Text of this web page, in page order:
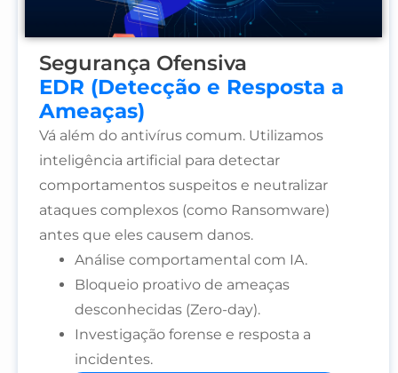
Segurança Ofensiva
EDR (Detecção e Resposta a
Ameaças)
Vá além do antivírus comum. Utilizamos
inteligência artificial para detectar
comportamentos suspeitos e neutralizar
ataques complexos (como Ransomware)
antes que eles causem danos.
Análise comportamental com IA.
Bloqueio proativo de ameaças
desconhecidas (Zero-day).
Investigação forense e resposta a
incidentes.